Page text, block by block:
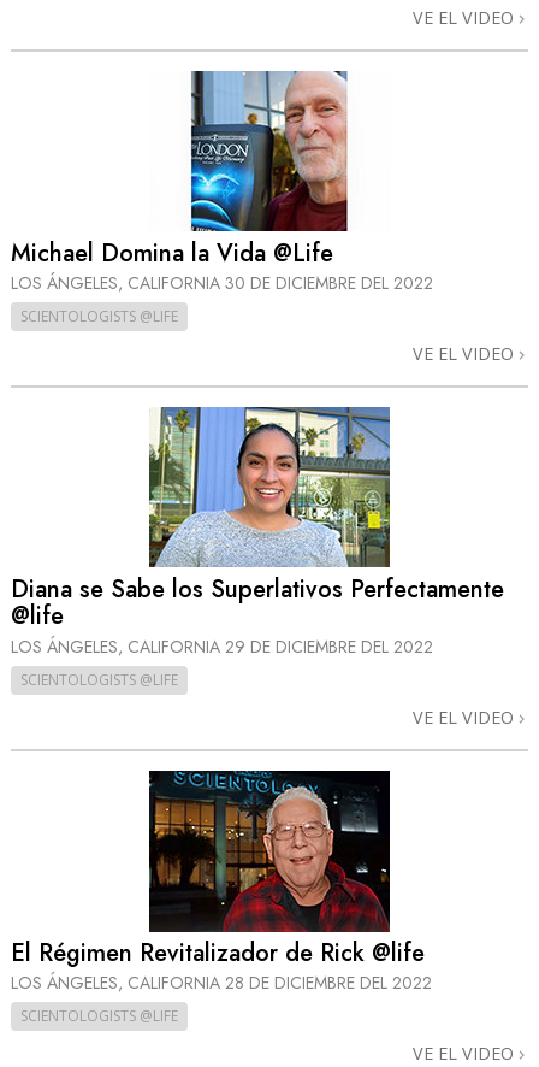
VE EL VIDEO
Michael Domina la Vida @Life
LOS ÁNGELES, CALIFORNIA 30 DE DICIEMBRE DEL 2022
SCIENTOLOGISTS @LIFE
VE EL VIDEO
Diana se Sabe los Superlativos Perfectamente
@life
LOS ÁNGELES, CALIFORNIA 29 DE DICIEMBRE DEL 2022
SCIENTOLOGISTS @LIFE
VE EL VIDEO
El Régimen Revitalizador de Rick @life
LOS ÁNGELES, CALIFORNIA 28 DE DICIEMBRE DEL 2022
SCIENTOLOGISTS @LIFE
VE EL VIDEO